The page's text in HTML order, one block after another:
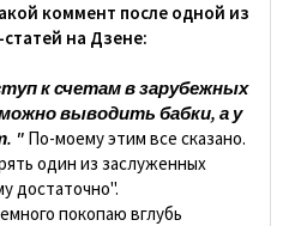
коммент после одной из
на Дзене:
к счетам в зарубежных
выводить бабки, а у
" По-моему этим все сказано.
один из заслуженных
достаточно".
покопаю вглубь